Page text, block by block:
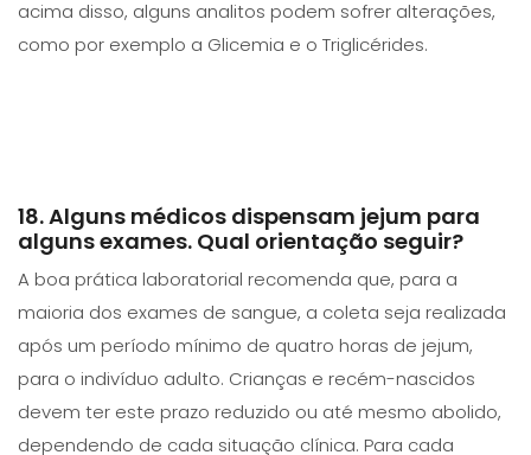
acima disso, alguns analitos podem sofrer alterações,
como por exemplo a Glicemia e o Triglicérides.
18. Alguns médicos dispensam jejum para
alguns exames. Qual orientação seguir?
A boa prática laboratorial recomenda que, para a
maioria dos exames de sangue, a coleta seja realizada
após um período mínimo de quatro horas de jejum,
para o indivíduo adulto. Crianças e recém-nascidos
devem ter este prazo reduzido ou até mesmo abolido,
dependendo de cada situação clínica. Para cada